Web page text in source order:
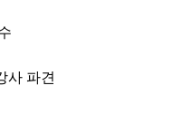
사 파견